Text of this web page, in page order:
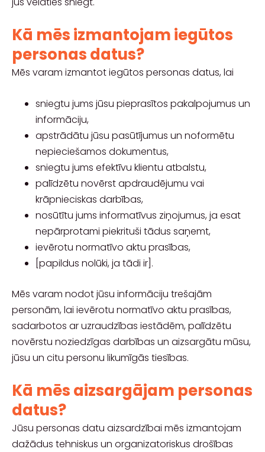
Kā mēs izmantojam iegūtos
personas datus?
Mēs varam izmantot iegūtos personas datus, lai
sniegtu jums jūsu pieprasītos pakalpojumus un
informāciju,
apstrādātu jūsu pasūtījumus un noformētu
nepieciešamos dokumentus,
sniegtu jums efektīvu klientu atbalstu,
palīdzētu novērst apdraudējumu vai
krāpnieciskas darbības,
nosūtītu jums informatīvus ziņojumus, ja esat
nepārprotami piekrituši tādus saņemt,
ievērotu normatīvo aktu prasības,
[papildus nolūki, ja tādi ir] .
Mēs varam nodot jūsu informāciju trešajām
personām, lai ievērotu normatīvo aktu prasības,
sadarbotos ar uzraudzības iestādēm, palīdzētu
novērstu noziedzīgas darbības un aizsargātu mūsu,
jūsu un citu personu likumīgās tiesības.
Kā mēs aizsargājam personas
datus?
Jūsu personas datu aizsardzībai mēs izmantojam
dažādus tehniskus un organizatoriskus drošības